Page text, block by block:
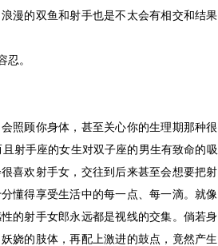
漫的双鱼和射手也是不太会有相交和结果
。
照顾你身体，甚至关心你的生理期那种很
射手座的女生对双子座的男生有致命的吸
喜欢射手女，交往到后来甚至会想要把射
懂得享受生活中的每一点、每一滴。就像
的射手女郎永远都是视线的交集。倘若身
娆的肢体，再配上激进的鼓点，竟然产生